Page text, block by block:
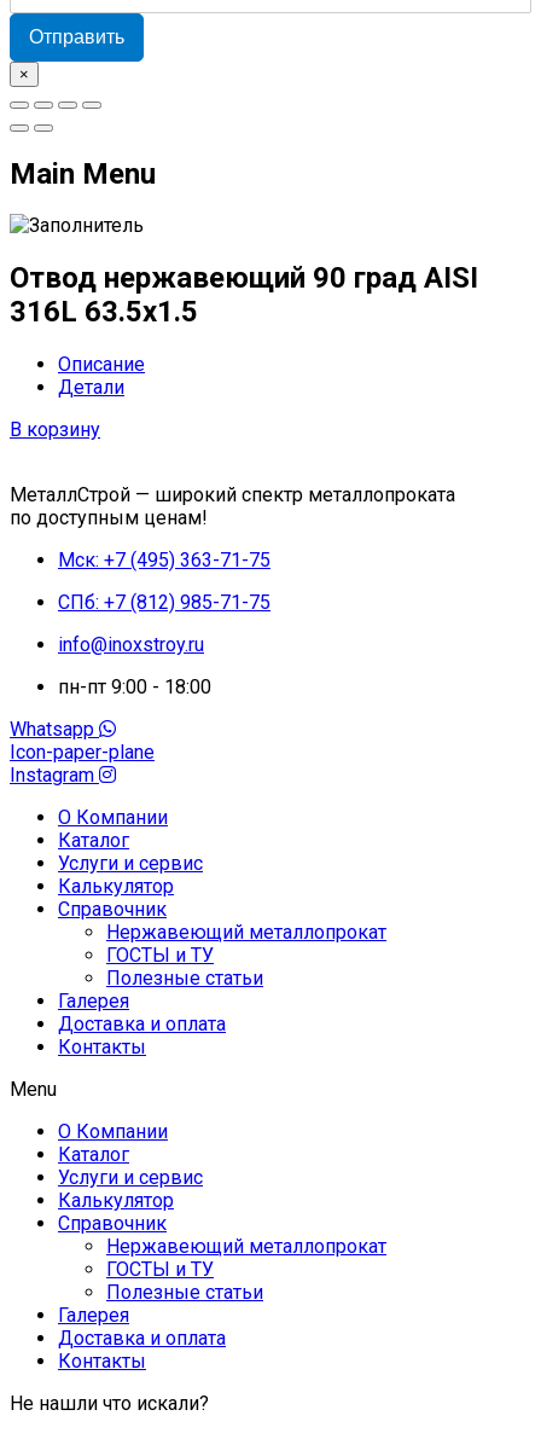
Отправить
×
Main Menu
Отвод нержавеющий 90 град AISI
316L 63.5х1.5
Описание
Детали
В корзину
МеталлСтрой — широкий спектр металлопроката
по доступным ценам!
Мск: +7 (495) 363-71-75
СПб: +7 (812) 985-71-75
info@inoxstroy.ru
пн-пт 9:00 - 18:00
Whatsapp
Icon-paper-plane
Instagram
О Компании
Каталог
Услуги и сервис
Калькулятор
Справочник
Нержавеющий металлопрокат
ГОСТЫ и ТУ
Полезные статьи
Галерея
Доставка и оплата
Контакты
Menu
О Компании
Каталог
Услуги и сервис
Калькулятор
Справочник
Нержавеющий металлопрокат
ГОСТЫ и ТУ
Полезные статьи
Галерея
Доставка и оплата
Контакты
Не нашли что искали?